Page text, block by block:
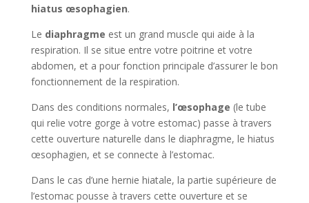
hiatus œsophagien.
Le diaphragme est un grand muscle qui aide à la
respiration. Il se situe entre votre poitrine et votre
abdomen, et a pour fonction principale d’assurer le bon
fonctionnement de la respiration.
Dans des conditions normales, l’œsophage (le tube
qui relie votre gorge à votre estomac) passe à travers
cette ouverture naturelle dans le diaphragme, le hiatus
œsophagien, et se connecte à l’estomac.
Dans le cas d’une hernie hiatale, la partie supérieure de
l’estomac pousse à travers cette ouverture et se